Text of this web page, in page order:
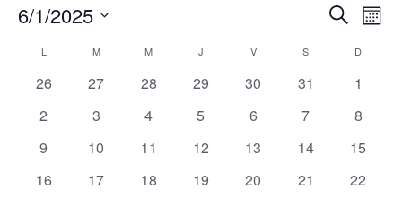
et
de
vues
Recherche
Mois
6/1/2025
une
date.
Calendrier
de
Évènements
L MMARDI M MERCREDI
J VVENDREDIS D
0
26
0
27
0
28
0
29
0
30
0
31
0
1
0
2
0
3
0
4
0
5
0
6
0
7
0
8
0
9
0
10
0
11
0
12
0
13
0
14
0
15
0
16
0
17
0
18
0
19
0
20
0
21
0
22